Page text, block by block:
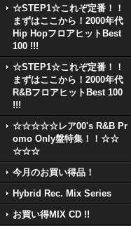
☆STEP1☆これぞ定番！！
まずはここから！2000年代
Hip HopフロアヒットBest
100 !!!
☆STEP1☆これぞ定番！！
まずはここから！2000年代
R&BフロアヒットBest 100
!!!
☆☆☆☆☆レア00's R&B Pr
omo Only盤特集！！☆☆
☆☆☆
今月のお買い得品！
Hybrid Rec. Mix Series
お買い得MIX CD !!